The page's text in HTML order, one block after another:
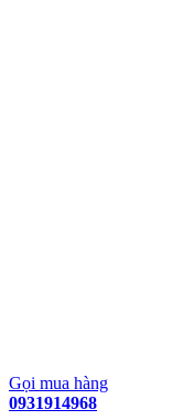
Gọi mua hàng
0931914968